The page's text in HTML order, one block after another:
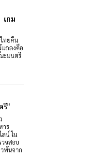
กม
ทยคืน
แถลงคือ
ะมนตรี
”
าร
ลน์ ใน
จสอบ
พ้นจาก